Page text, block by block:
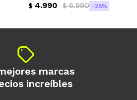
$ 4.990 $ 6.990 28
marcas
increíbles